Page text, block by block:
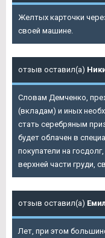
Желтых карточки
своей машине.
отзыв оставил(а)
Словам Демченко,
(вкладам) и иных
стать серебряным
будет облачен в
покупатели на
верхней части груди,
отзыв оставил(а)
Лет, при этом